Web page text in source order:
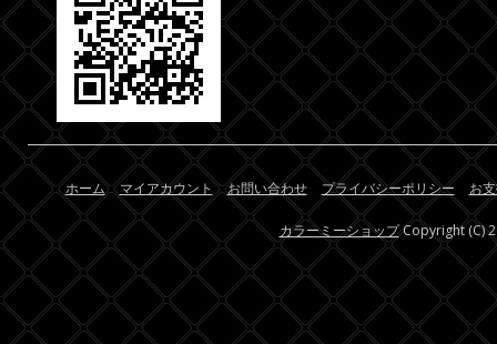
ホーム マイアカウント お問い合わせ プライバシーポリシー お
カラーミーショップCopyright (C)